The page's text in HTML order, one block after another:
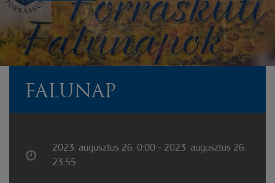
FALUNAP
2023. augusztus 26. 0:00 - 2023. augusztus 26.
23:55